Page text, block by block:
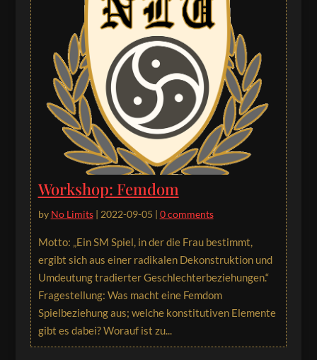
Workshop: Femdom
by No Limits| 2022-09-05 | 0 comments
Motto: „Ein SM Spiel, in der die Frau bestimmt,
ergibt sich aus einer radikalen Dekonstruktion und
Umdeutung tradierter Geschlechterbeziehungen.“
Fragestellung: Was macht eine Femdom
Spielbeziehung aus; welche konstitutiven Elemente
gibt es dabei? Worauf ist zu...